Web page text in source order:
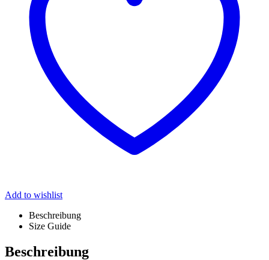
Add to wishlist
Beschreibung
Size Guide
Beschreibung